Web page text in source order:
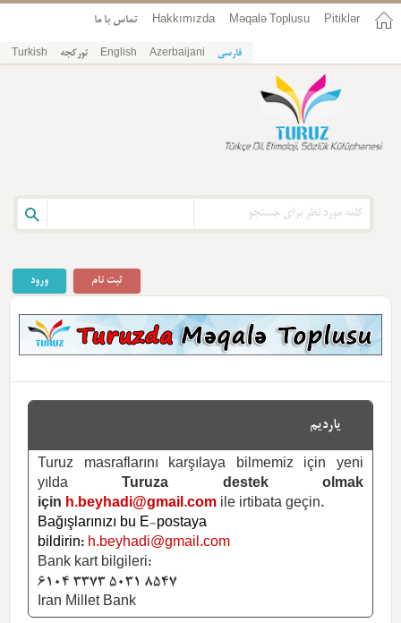
Pitiklər
Məqalə Toplusu
Hakkımızda تماس با ما
فارسی Azerbaijani
English تورکجه Turkish
ورود ثبت نام
یاردیم
Turuz masraflarını karşılaya bilmemiz için yeni
yılda
Turuza destek olmak
için h.beyhadi@gmail.com ile irtibata geçin.
Bağışlarınızı bu E-postaya
bildirin: h.beyhadi@gmail.com
Bank kart bilgileri:
6104 3373 5031 8547
Iran Millet Bank